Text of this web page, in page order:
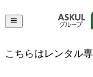
こちらはレンタル